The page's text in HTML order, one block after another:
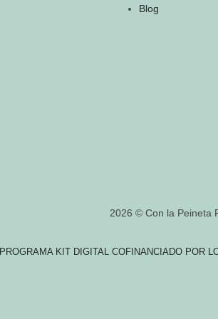
Blog
2026 © Con la Peineta
PROGRAMA KIT DIGITAL COFINANCIADO POR